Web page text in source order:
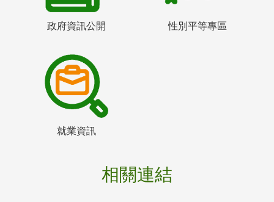
政府資訊公開 性別平等專區
就業資訊
相關連結